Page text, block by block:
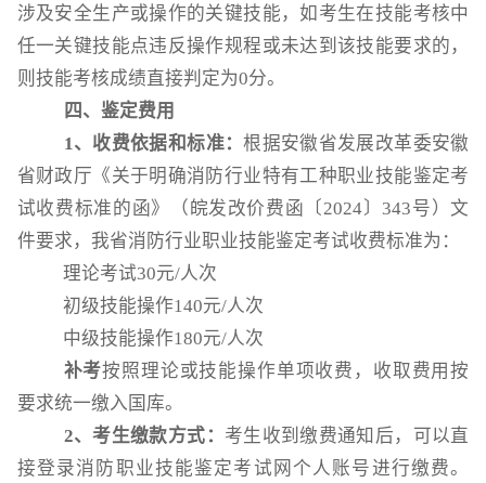
涉及安全生产或操作的关键技能，如考生在技能考核中
任一关键技能点违反操作规程或未达到该技能要求的，
则技能考核成绩直接判定为0分。
四、鉴定费用
1 、收费依据和标准：根据安徽省发展改革委安徽
省财政厅《关于明确消防行业特有工种职业技能鉴定考
试收费标准的函》（皖发改价费函〔2024〕343号）文
件要求，我省消防行业职业技能鉴定考试收费标准为：
理论考试30元/人次
初级技能操作140元/人次
中级技能操作180元/人次
补考按照理论或技能操作单项收费，收取费用按
要求统一缴入国库。
2、考生缴款方式： 考生收到缴费通知后，可以直
接登录消防职业技能鉴定考试网个人账号进行缴费。